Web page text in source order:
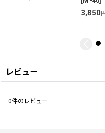
3,850円
レビュー
0件のレビュー